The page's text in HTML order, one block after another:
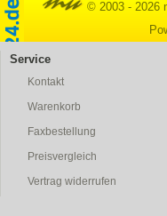
© 2003 - 2026
Service
Kontakt
Warenkorb
Faxbestellung
Preisvergleich
Vertrag widerrufen